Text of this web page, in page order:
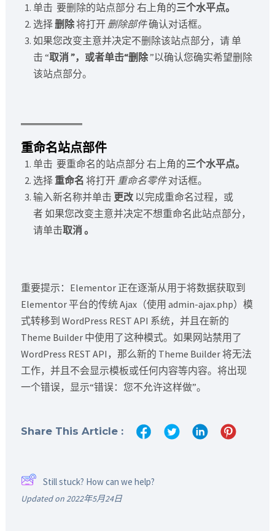
单击 要删除的站点部分 右上角的三个水平点。
选择删除将打开 删除部件确认对话框。
如果您改变主意并决定不删除该站点部分，请 单
击 “取消 ”，或者单击“删除”以确认您确实希望删除
该站点部分。
重命名站点部件
单击 要重命名的站点部分 右上角的三个水平点。
选择 重命名 将打开 重命名零件对话框。
输入新名称并单击 更改 以完成重命名过程，或
者 如果您改变主意并决定不想重命名此站点部分，
请单击取消 。
重要提示：Elementor 正在逐渐从用于将数据获取到
Elementor 平台的传统 Ajax（使用 admin-ajax.php）模
式转移到 WordPress REST API 系统，并且在新的
Theme Builder 中使用了这种模式。如果网站禁用了
WordPress REST API，那么新的 Theme Builder 将无法
工作，并且不会显示模板或任何内容等内容。将出现
一个错误，显示“错误：您不允许这样做”。
Share This Article :
Still stuck? How can we help?
Updated on 2022年5月24日